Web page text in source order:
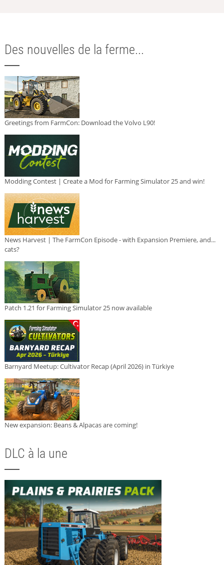
Des nouvelles de la ferme...
Greetings from FarmCon: Download the Volvo L90!
Modding Contest | Create a Mod for Farming Simulator 25 and win!
News Harvest | The FarmCon Episode - with Expansion Premiere, and...
cats?
Patch 1.21 for Farming Simulator 25 now available
Barnyard Meetup: Cultivator Recap (April 2026) in Türkiye
New expansion: Beans & Alpacas are coming!
DLC à la une